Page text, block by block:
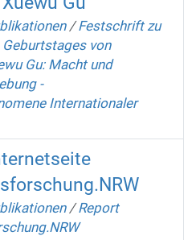
/Festschrift zu
von
Gu: Macht und
-
Internationaler
/Report